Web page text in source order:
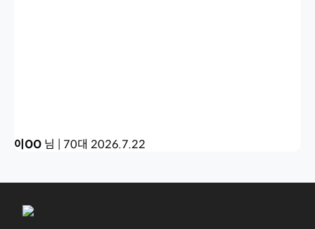
이OO 님 | 70대 2026.7.22